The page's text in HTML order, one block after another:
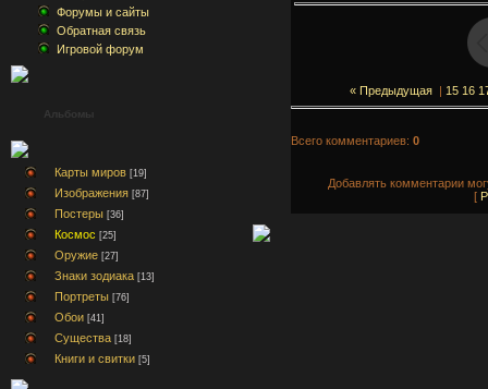
Форумы и сайты
Обратная связь
Игровой форум
Альбомы
Карты миров [19]
Изображения [87]
Постеры [36]
Космос [25]
Оружие [27]
Знаки зодиака [13]
Портреты [76]
Обои [41]
Существа [18]
Книги и свитки [5]
« Предыдущая | 15 16
Всего комментариев: 0
Добавлять комментарии
[